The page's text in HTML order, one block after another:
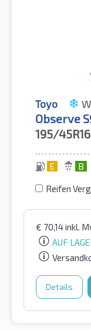
Toyo
Observe
195/45R16
E B
Reifen
€ 70,14inkl.
AUF
Details